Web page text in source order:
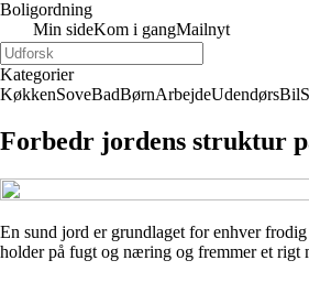
Boligordning
Min sideKom i gangMailnyt
Kategorier
KøkkenSoveBadBørnArbejdeUdendørsBil
Forbedr jordens struktur
En sund jord er grundlaget for enhver
holder på fugt og næring og fremmer et rigt